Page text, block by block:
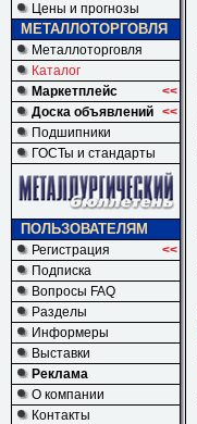
Цены и прогнозы
МЕТАЛЛОТОРГОВЛЯ
Металлоторговля
Каталог
Маркетплейс
<<
Доска объявлений <<
Подшипники
ГОСТы и стандарты
ПОЛЬЗОВАТЕЛЯМ
Регистрация
<<
Подписка
Вопросы FAQ
Разделы
Информеры
Выставки
Реклама
О компании
Контакты